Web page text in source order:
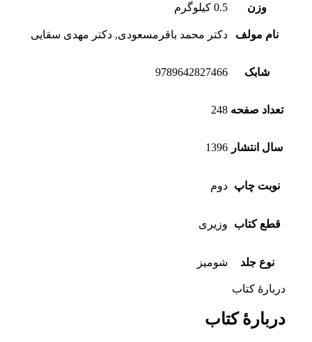
وزن
0.5 کیلوگرم
نام مولف دکتر محمد باقرمسعودی, دکتر مهدی سقایی
شابک 9789642827466
تعداد صفحه 248
سال انتشار 1396
نوبت چاپ دوم
قطع کتاب وزیری
نوع جلد شومیز
دربارهٔ کتاب
دربارهٔ کتاب